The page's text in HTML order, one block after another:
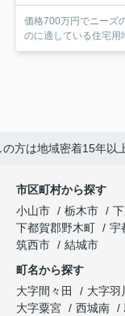
価格700万円でニーズ
のに適している住宅用
方は地域密着15年以
市区町村から探す
小山市
栃木市
下都賀郡野木町
宇
筑西市
結城市
町名から探す
大字間々田
大字羽
大字粟宮
西城南